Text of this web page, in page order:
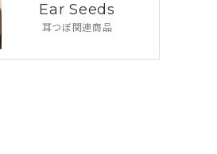
Ear Seeds
耳つぼ関連商品